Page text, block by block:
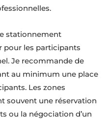
stationnement
pour les participants
Je recommande de
au minimum une place
Les zones
souvent une réservation
ou la négociation d’un